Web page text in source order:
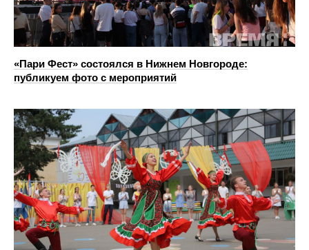
«Пари Фест» состоялся в Нижнем Новгороде:
публикуем фото с мероприятий